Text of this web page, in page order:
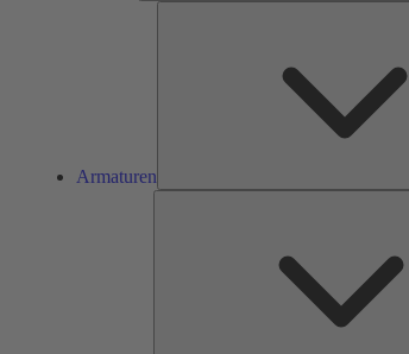
Armaturen